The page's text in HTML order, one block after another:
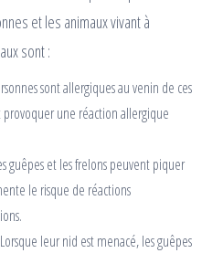
et les animaux vivant à
sont :
sont allergiques au venin de ces
une réaction allergique
guêpes et les frelons peuvent piquer
le risque de réactions
leur nid est menacé, les guêpes